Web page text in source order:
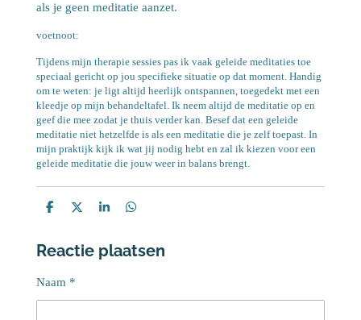
als je geen meditatie aanzet.
voetnoot:
Tijdens mijn therapie sessies pas ik vaak geleide meditaties toe
speciaal gericht op jou specifieke situatie op dat moment. Handig
om te weten: je ligt altijd heerlijk ontspannen, toegedekt met een
kleedje op mijn behandeltafel. Ik neem altijd de meditatie op en
geef die mee zodat je thuis verder kan. Besef dat een geleide
meditatie niet hetzelfde is als een meditatie die je zelf toepast. In
mijn praktijk kijk ik wat jij nodig hebt en zal ik kiezen voor een
geleide meditatie die jouw weer in balans brengt.
D
e
n
D
l
S
r
e
D
e
n
Reactie plaatsen
Naam *